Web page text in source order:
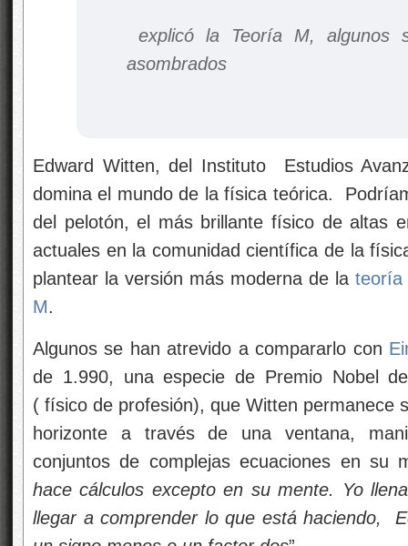
explicó la Teoría M, algunos
asombrados
Edward Witten, del Instituto
Estudios
domina el mundo de la física teórica.
del pelotón, el más brillante físico de altas
actuales en la comunidad científica de la
plantear la versión más moderna de la teoría
M.
Algunos se han atrevido a compararlo con
de 1.990, una especie de Premio Nobel
( físico de profesión), que Witten permanece
horizonte a través de una ventana,
conjuntos de complejas ecuaciones en su
hace cálculos excepto en su mente. Yo
llegar a comprender lo que está haciendo,